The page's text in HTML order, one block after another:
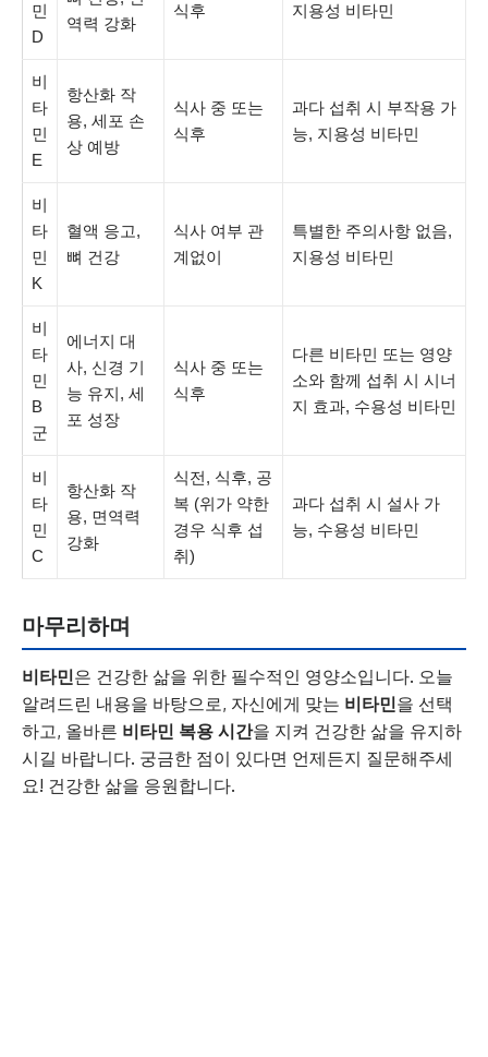
민
D
역력 강화
식후 지용성 비타민
비
타
민
E
항산화 작
용, 세포 손
상 예방
식사 중 또는
식후
과다 섭취 시 부작용 가
능, 지용성 비타민
비
타
민
K
혈액 응고,
뼈 건강
식사 여부 관
계없이
특별한 주의사항 없음,
지용성 비타민
비
타
민
B
군
에너지 대
사, 신경 기
능 유지, 세
포 성장
식사 중 또는
식후
다른 비타민 또는 영양
소와 함께 섭취 시 시너
지 효과, 수용성 비타민
비
타
민
C
항산화 작
용, 면역력
강화
식전, 식후, 공
복 (위가 약한
경우 식후 섭
취)
과다 섭취 시 설사 가
능, 수용성 비타민
마무리하며
비타민은 건강한 삶을 위한 필수적인 영양소입니다. 오늘
알려드린 내용을 바탕으로, 자신에게 맞는 비타민을 선택
하고, 올바른 비타민 복용 시간을 지켜 건강한 삶을 유지하
시길 바랍니다. 궁금한 점이 있다면 언제든지 질문해주세
요! 건강한 삶을 응원합니다.